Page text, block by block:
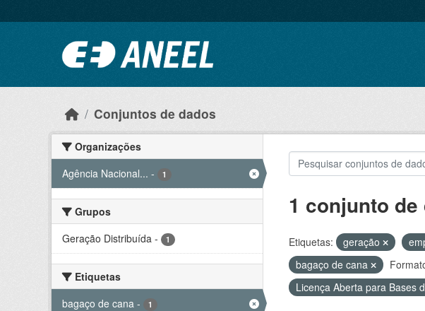
Conjuntos de dados
Organizações
Agência Nacional... - 1
Grupos
Geração Distribuída - 1
Etiquetas
bagaço de cana - 1
1 conjunto
Etiquetas: geração
bagaço de cana
Licença Aberta para Bases